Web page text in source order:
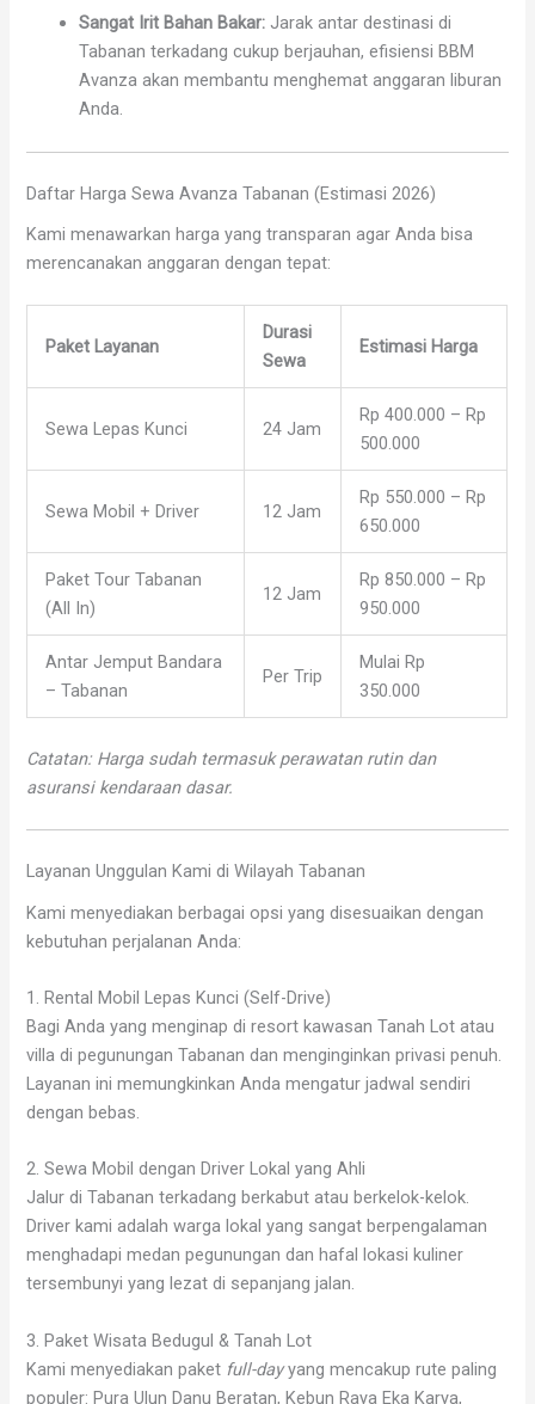
Sangat Irit Bahan Bakar: Jarak antar destinasi di
Tabanan terkadang cukup berjauhan, efisiensi BBM
Avanza akan membantu menghemat anggaran liburan
Anda.
Daftar Harga Sewa Avanza Tabanan (Estimasi 2026)
Kami menawarkan harga yang transparan agar Anda bisa
merencanakan anggaran dengan tepat:
Paket Layanan
Durasi
Sewa
Estimasi Harga
Sewa Lepas Kunci 24 Jam
Rp 400.000 – Rp
500.000
Sewa Mobil + Driver 12 Jam
Rp 550.000 – Rp
650.000
Paket Tour Tabanan
(All In)
12 Jam
Rp 850.000 – Rp
950.000
Antar Jemput Bandara
– Tabanan
Per Trip
Mulai Rp
350.000
Catatan: Harga sudah termasuk perawatan rutin dan
asuransi kendaraan dasar.
Layanan Unggulan Kami di Wilayah Tabanan
Kami menyediakan berbagai opsi yang disesuaikan dengan
kebutuhan perjalanan Anda:
1. Rental Mobil Lepas Kunci (Self-Drive)
Bagi Anda yang menginap di resort kawasan Tanah Lot atau
villa di pegunungan Tabanan dan menginginkan privasi penuh.
Layanan ini memungkinkan Anda mengatur jadwal sendiri
dengan bebas.
2. Sewa Mobil dengan Driver Lokal yang Ahli
Jalur di Tabanan terkadang berkabut atau berkelok-kelok.
Driver kami adalah warga lokal yang sangat berpengalaman
menghadapi medan pegunungan dan hafal lokasi kuliner
tersembunyi yang lezat di sepanjang jalan.
3. Paket Wisata Bedugul & Tanah Lot
Kami menyediakan paket full-dayyang mencakup rute paling
populer: Pura Ulun Danu Beratan, Kebun Raya Eka Karya,